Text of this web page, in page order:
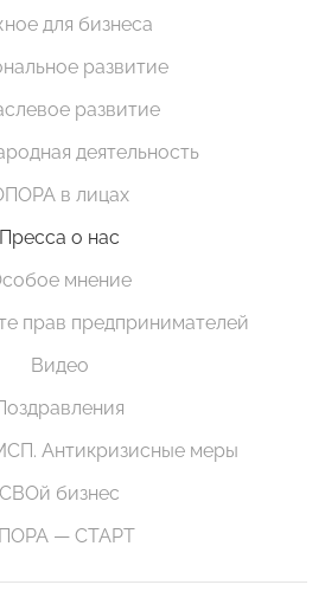
для бизнеса
развитие
развитие
деятельность
в лицах
Пресса о нас
мнение
прав предпринимателей
Видео
Антикризисные меры
СВОй бизнес
— СТАРТ